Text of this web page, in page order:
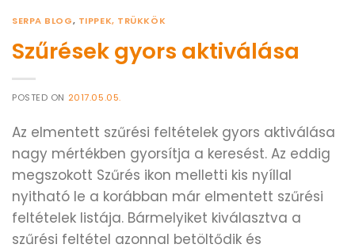
SERPA BLOG, TIPPEK, TRÜKKÖK
Szűrések gyors aktiválása
POSTED ON 2017.05.05.
Az elmentett szűrési feltételek gyors aktiválása
nagy mértékben gyorsítja a keresést. Az eddig
megszokott Szűrés ikon melletti kis nyíllal
nyitható le a korábban már elmentett szűrési
feltételek listája. Bármelyiket kiválasztva a
szűrési feltétel azonnal betöltődik és